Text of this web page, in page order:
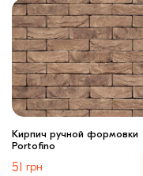
Кирпич ручной формовки
Portofino
51 грн